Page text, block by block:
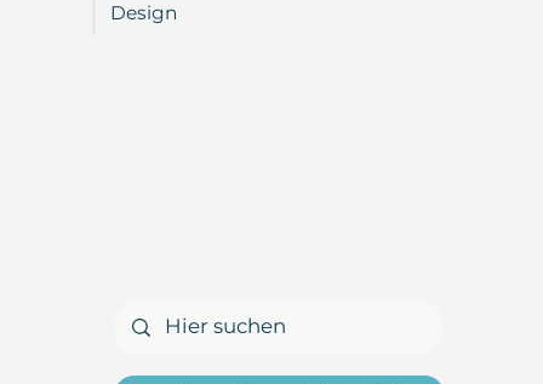
Design